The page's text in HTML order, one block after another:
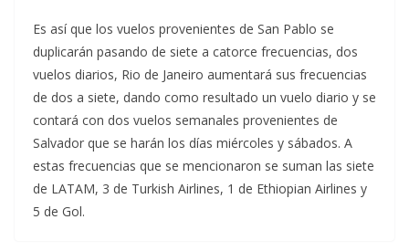
Es así que los vuelos provenientes de San Pablo se
duplicarán pasando de siete a catorce frecuencias, dos
vuelos diarios, Rio de Janeiro aumentará sus frecuencias
de dos a siete, dando como resultado un vuelo diario y se
contará con dos vuelos semanales provenientes de
Salvador que se harán los días miércoles y sábados. A
estas frecuencias que se mencionaron se suman las siete
de LATAM, 3 de Turkish Airlines, 1 de Ethiopian Airlines y
5 de Gol.